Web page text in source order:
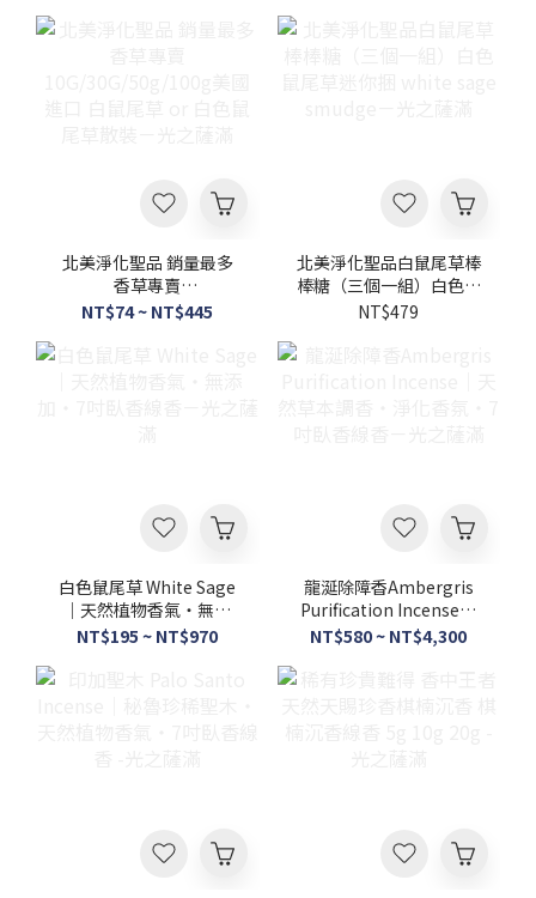
北美淨化聖品 銷量最多
香草專賣
10G/30G/50g/100g美國
NT$74 ~ NT$445
北美淨化聖品白鼠尾草棒
棒糖（三個一組）白色鼠
尾草迷你捆 white sage
NT$479
白色鼠尾草 White Sage
｜天然植物香氣・無添
加・7吋臥香線香－光之
NT$195 ~ NT$970
龍涎除障香Ambergris
Purification Incense｜
天然草本調香・淨化香
NT$580 ~ NT$4,300